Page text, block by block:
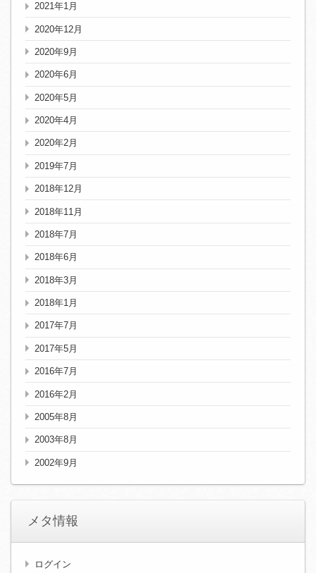
2021年1月
2020年12月
2020年9月
2020年6月
2020年5月
2020年4月
2020年2月
2019年7月
2018年12月
2018年11月
2018年7月
2018年6月
2018年3月
2018年1月
2017年7月
2017年5月
2016年7月
2016年2月
2005年8月
2003年8月
2002年9月
メタ情報
ログイン